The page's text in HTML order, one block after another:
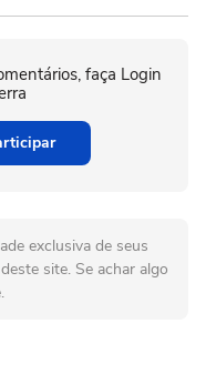
faça Login
exclusiva de seus
site. Se achar algo